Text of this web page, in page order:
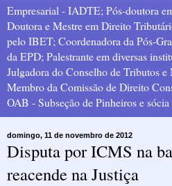
Empresarial - IADTE; Pós-doutora
Doutora e Mestre em Direito
pelo IBET; Coordenadora da Pós-
da EPD; Palestrante em diversas
Julgadora do Conselho de Tributos
Membro da Comissão de Direito
OAB - Subseção de Pinheiros e
domingo, 11 de novembro de 2012
Disputa por ICMS na
reacende na Justiça